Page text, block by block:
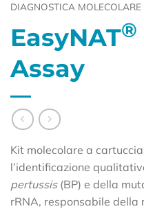
DIAGNOSTICA MOLECOLARE
EasyNAT®
Assay
Kit molecolare a
l’identificazione
pertussis (BP) e della
rRNA, responsabile